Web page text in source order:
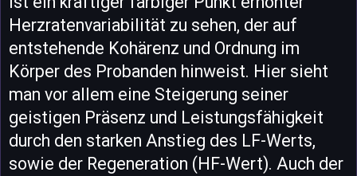
Herzratenvariabilität zu sehen, der auf
entstehende Kohärenz und Ordnung im
Körper des Probanden hinweist. Hier sieht
man vor allem eine Steigerung seiner
geistigen Präsenz und Leistungsfähigkeit
durch den starken Anstieg des LF-Werts,
sowie der Regeneration (HF-Wert). Auch der